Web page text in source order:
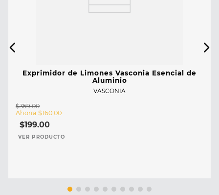
Exprimidor de Limones Vasconia Esencial de
Aluminio
VASCONIA
$359.00
Ahorra $160.00
$199.00
VER PRODUCTO